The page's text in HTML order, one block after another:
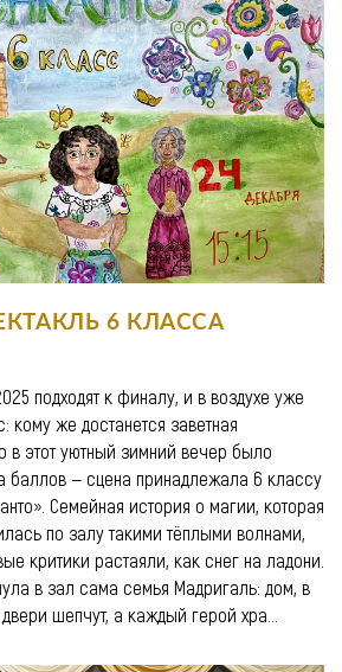
6 КЛАССА
подходят к финалу, и в воздухе уже
кому же достанется заветная
в этот уютный зимний вечер было
баллов — сцена принадлежала 6 классу
Семейная история о магии, которая
по залу такими тёплыми волнами,
критики растаяли, как снег на ладони.
в зал сама семья Мадригаль: дом, в
шепчут, а каждый герой хра...